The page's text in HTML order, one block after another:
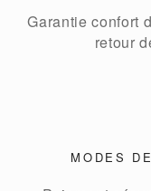
Garantie confort
retour
MODES